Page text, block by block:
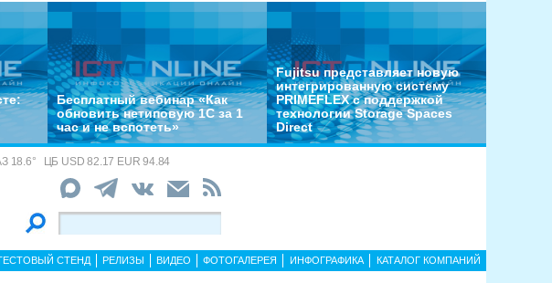
Бесплатный вебинар «Как
обновить нетиповую 1С за 1
час и не вспотеть»
Fujitsu представляет новую
интегрированную систему
PRIMEFLEX с поддержкой
технологии Storage Spaces
Direct
18.6° ЦБ USD 82.17 EUR 94.84
СТЕНД РЕЛИЗЫ ВИДЕО ФОТОГАЛЕРЕЯ ИНФОГРАФИКА КАТАЛОГ КОМПАНИЙ